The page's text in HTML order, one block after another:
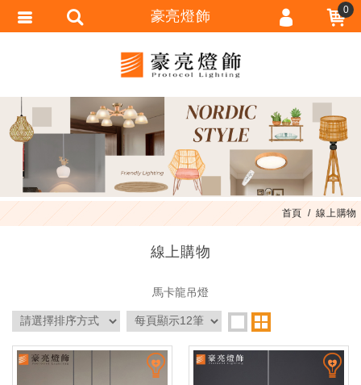
首頁 線上購物
線上購物
馬卡龍吊燈
豪亮燈飾 0
會員註冊
忘記密碼
訂單查詢
匯款通知